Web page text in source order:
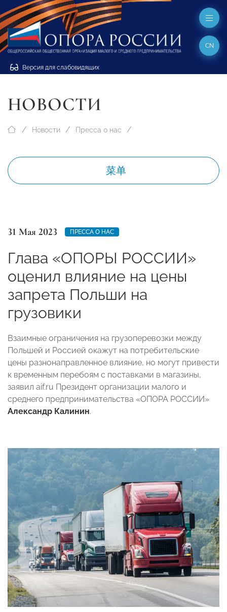
Версия для слабовидящих
CN
НОВОСТИ
Новости Пресса о нас
菜单
31 Мая 2023 ПРЕССА О НАС
Глава «ОПОРЫ РОССИИ»
оценил влияние на цены
запрета Польши на
грузовики
Взаимные ограничения на грузоперевозки между
Польшей и Россией окажут на потребительские
цены разнонаправленное влияние, но могут привести
к временным перебоям с поставками в магазины,
заявил aif.ru Президент организации малого и
среднего предпринимательства «ОПОРА РОССИИ»
Александр Калинин.